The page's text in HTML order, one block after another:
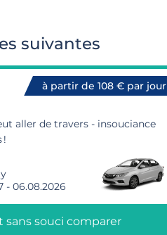
suivantes
à partir de 108 € par jour
aller de travers - insouciance
!
- 06.08.2026
sans souci comparer